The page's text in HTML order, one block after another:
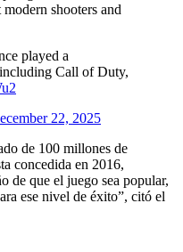
shooters and
played a
Call of Duty,
22, 2025
de 100 millones de
concedida en 2016,
de que el juego sea popular,
ese nivel de éxito”, citó el